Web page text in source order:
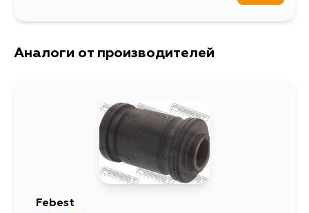
Аналоги от производителей
Febest